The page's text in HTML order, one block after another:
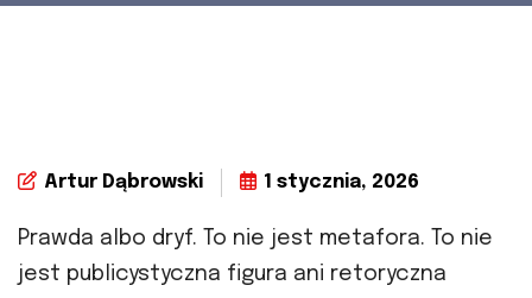
Artur Dąbrowski 1 stycznia, 2026
Prawda albo dryf. To nie jest metafora. To nie
jest publicystyczna figura ani retoryczna